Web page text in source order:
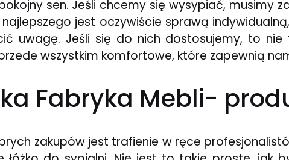
sen. Jeśli chcemy się wysypiać, musimy
jest oczywiście sprawą
uwagę. Jeśli się do nich dostosujemy, to nie
wszystkim komfortowe, które zapewnią
Fabryka Mebli-
zakupów jest trafienie w ręce